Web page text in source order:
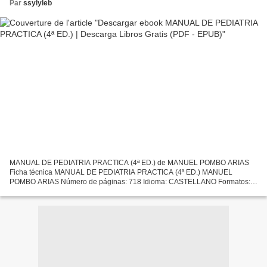
Par ssylyleb
MANUAL DE PEDIATRIA PRACTICA (4ª ED.) de MANUEL POMBO ARIAS
Ficha técnica MANUAL DE PEDIATRIA PRACTICA (4ª ED.) MANUEL
POMBO ARIAS Número de páginas: 718 Idioma: CASTELLANO Formatos:
Año...